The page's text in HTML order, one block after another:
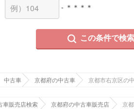
- ＊＊＊＊
この条件で検
中古車 京都府の中古車 京都市右京区の
車販売店検索 京都府の中古車販売店 京